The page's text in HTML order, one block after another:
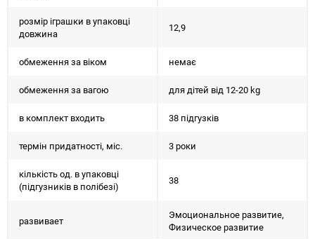
розмір іграшки в упаковці
довжина
12,9
обмеження за віком немає
обмеження за вагою для дітей від 12-20 kg
в комплект входить 38 підгузків
термін придатності, міс. 3 роки
кількість од. в упаковці
(підгузників в полібезі)
38
развивает
Эмоциональное развитие,
Физическое развитие